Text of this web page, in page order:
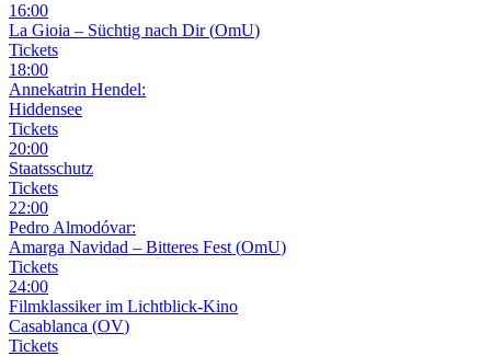
16:00
La Gioia – Süchtig nach Dir (OmU)
Tickets
18:00
Annekatrin Hendel:
Hiddensee
Tickets
20:00
Staatsschutz
Tickets
22:00
Pedro Almodóvar:
Amarga Navidad – Bitteres Fest(OmU)
Tickets
24:00
Filmklassiker im Lichtblick-Kino
Casablanca (OV)
Tickets